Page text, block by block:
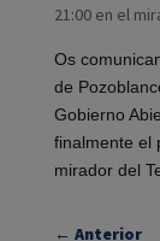
21:00 en el
Os
de
Gobierno
finalmente el
mirador del
← Anterior